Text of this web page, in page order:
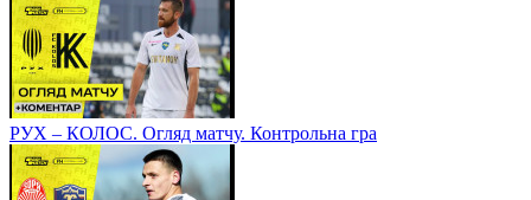
РУХ – КОЛОС. Огляд матчу. Контрольна гра